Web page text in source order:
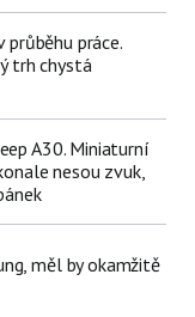
průběhu práce.
trh chystá
A30. Miniaturní
nesou zvuk,
měl by okamžitě